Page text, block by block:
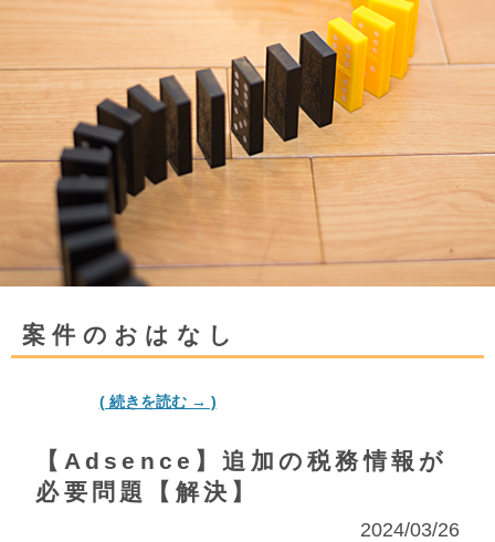
案件のおはなし
( 続きを読む → )
【Adsence】追加の税務情報が
必要問題【解決】
2024/03/26